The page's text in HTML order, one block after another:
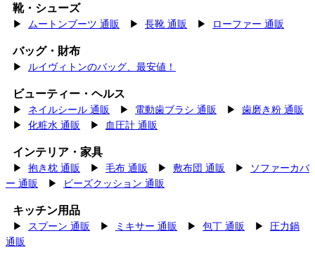
靴・シューズ
▶ ムートンブーツ 通販 ▶ 長靴 通販 ▶ ローファー 通販
バッグ・財布
▶ ルイヴィトンのバッグ、最安値！
ビューティー・ヘルス
▶ ネイルシール 通販 ▶ 電動歯ブラシ 通販 ▶ 歯磨き粉 通販
▶ 化粧水 通販 ▶ 血圧計 通販
インテリア・家具
▶ 抱き枕 通販 ▶ 毛布 通販 ▶ 敷布団 通販 ▶
ソファーカバ
ー 通販
▶ ビーズクッション 通販
キッチン用品
▶ スプーン 通販 ▶ ミキサー 通販 ▶ 包丁 通販 ▶ 圧力鍋
通販